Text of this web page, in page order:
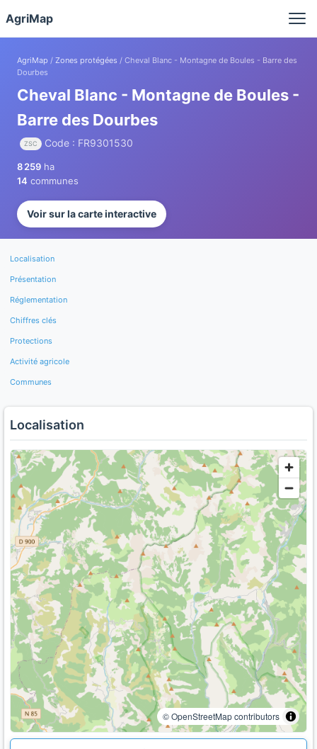
AgriMap
AgriMap / Zones protégées / Cheval Blanc - Montagne de Boules - Barre des
Dourbes
Cheval Blanc - Montagne de Boules -
Barre des Dourbes
ZSC Code : FR9301530
8 259 ha
14 communes
Voir sur la carte interactive
Localisation
Présentation
Réglementation
Chiffres clés
Protections
Activité agricole
Communes
Localisation
© OpenStreetMap contributors